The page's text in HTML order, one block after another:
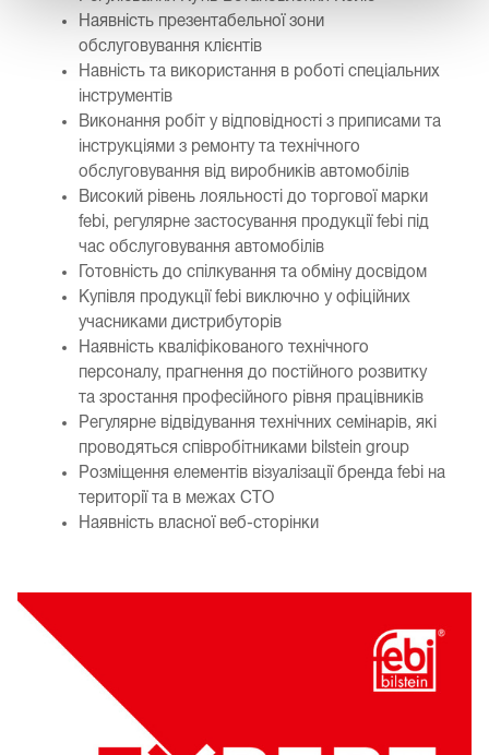
Наявність презентабельної зони
обслуговування клієнтів
Навність та використання в роботі спеціальних
інструментів
Виконання робіт у відповідності з приписами та
інструкціями з ремонту та технічного
обслуговування від виробників автомобілів
Високий рівень лояльності до торгової марки
febi, регулярне застосування продукції febi під
час обслуговування автомобілів
Готовність до спілкування та обміну досвідом
Купівля продукції febi виключно у офіційних
учасниками дистрибуторів
Наявність кваліфікованого технічного
персоналу, прагнення до постійного розвитку
та зростання професійного рівня працівників
Регулярне відвідування технічних семінарів, які
проводяться співробітниками bilstein group
Розміщення елементів візуалізації бренда febi на
території та в межах СТО
Наявність власної веб-сторінки